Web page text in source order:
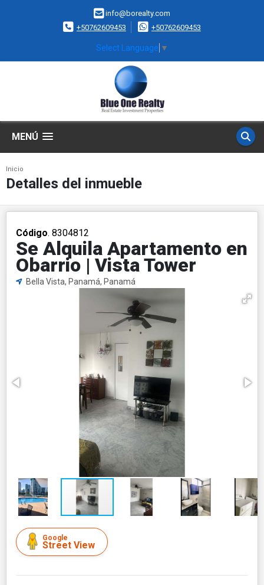
info@borealty.com
+50762609453
+50762609453
Select Language ▼
MENÚ
Inicio
Detalles del inmueble
Código. 8304812
Se Alquila Apartamento en
Obarrio | Vista Tower
Bella Vista, Panamá, Panamá
Google
Street View